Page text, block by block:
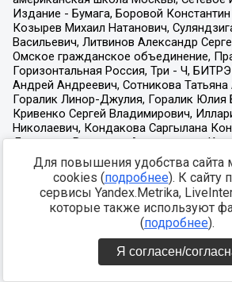
Для повышения удобства сайта
cookies (подробнее). К сайту
сервисы Yandex.Metrika,
которые также используют
(подробнее).
Я согласен/